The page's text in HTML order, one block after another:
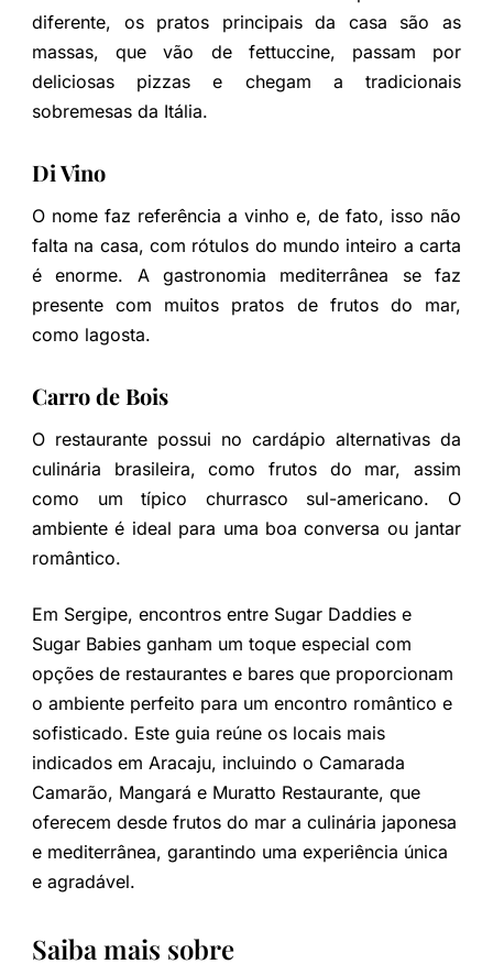
diferente, os pratos principais da casa são as
massas, que vão de fettuccine, passam por
deliciosas pizzas e chegam a tradicionais
sobremesas da Itália.
Di Vino
O nome faz referência a vinho e, de fato, isso não
falta na casa, com rótulos do mundo inteiro a carta
é enorme. A gastronomia mediterrânea se faz
presente com muitos pratos de frutos do mar,
como lagosta.
Carro de Bois
O restaurante possui no cardápio alternativas da
culinária brasileira, como frutos do mar, assim
como um típico churrasco sul-americano. O
ambiente é ideal para uma boa conversa ou jantar
romântico.
Em Sergipe, encontros entre Sugar Daddies e
Sugar Babies ganham um toque especial com
opções de restaurantes e bares que proporcionam
o ambiente perfeito para um encontro romântico e
sofisticado. Este guia reúne os locais mais
indicados em Aracaju, incluindo o Camarada
Camarão, Mangará e Muratto Restaurante, que
oferecem desde frutos do mar a culinária japonesa
e mediterrânea, garantindo uma experiência única
e agradável.
Saiba mais sobre